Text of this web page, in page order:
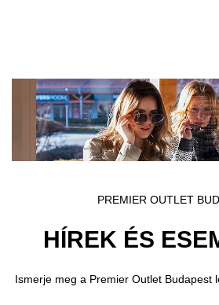
PREMIER OUTLET
HÍREK ÉS
Ismerje meg a Premier Outlet Budapest